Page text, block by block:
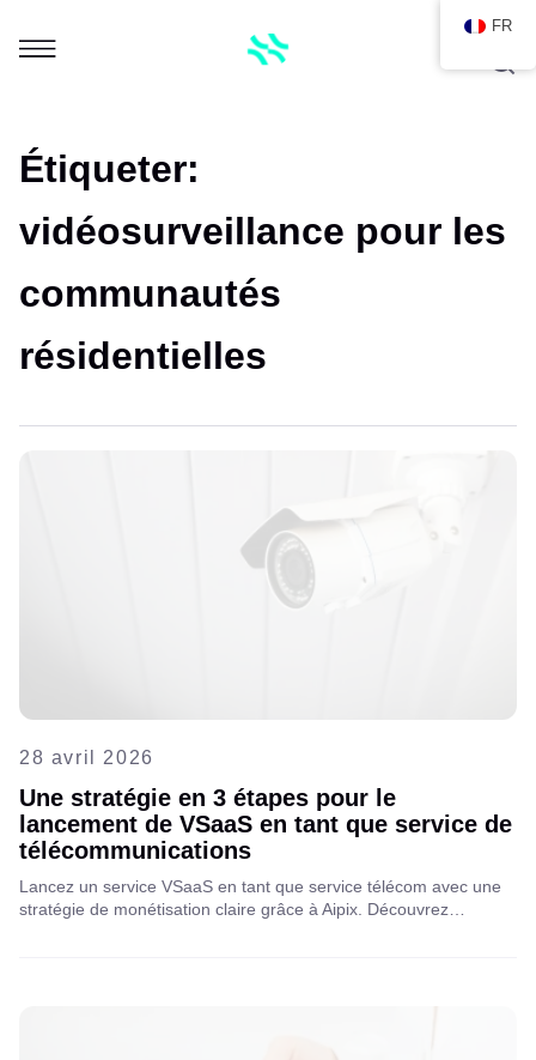
Étiqueter:
vidéosurveillance pour les
communautés
résidentielles
28 avril 2026
Une stratégie en 3 étapes pour le
lancement de VSaaS en tant que service de
télécommunications
Lancez un service VSaaS en tant que service télécom avec une
stratégie de monétisation claire grâce à Aipix. Découvrez
FR